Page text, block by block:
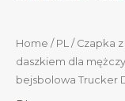
Home / PL / Czapka
daszkiem dla
bejsbolowa Trucker